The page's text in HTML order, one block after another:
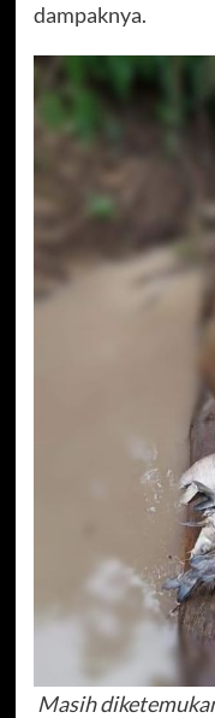
dampaknya.
Masih